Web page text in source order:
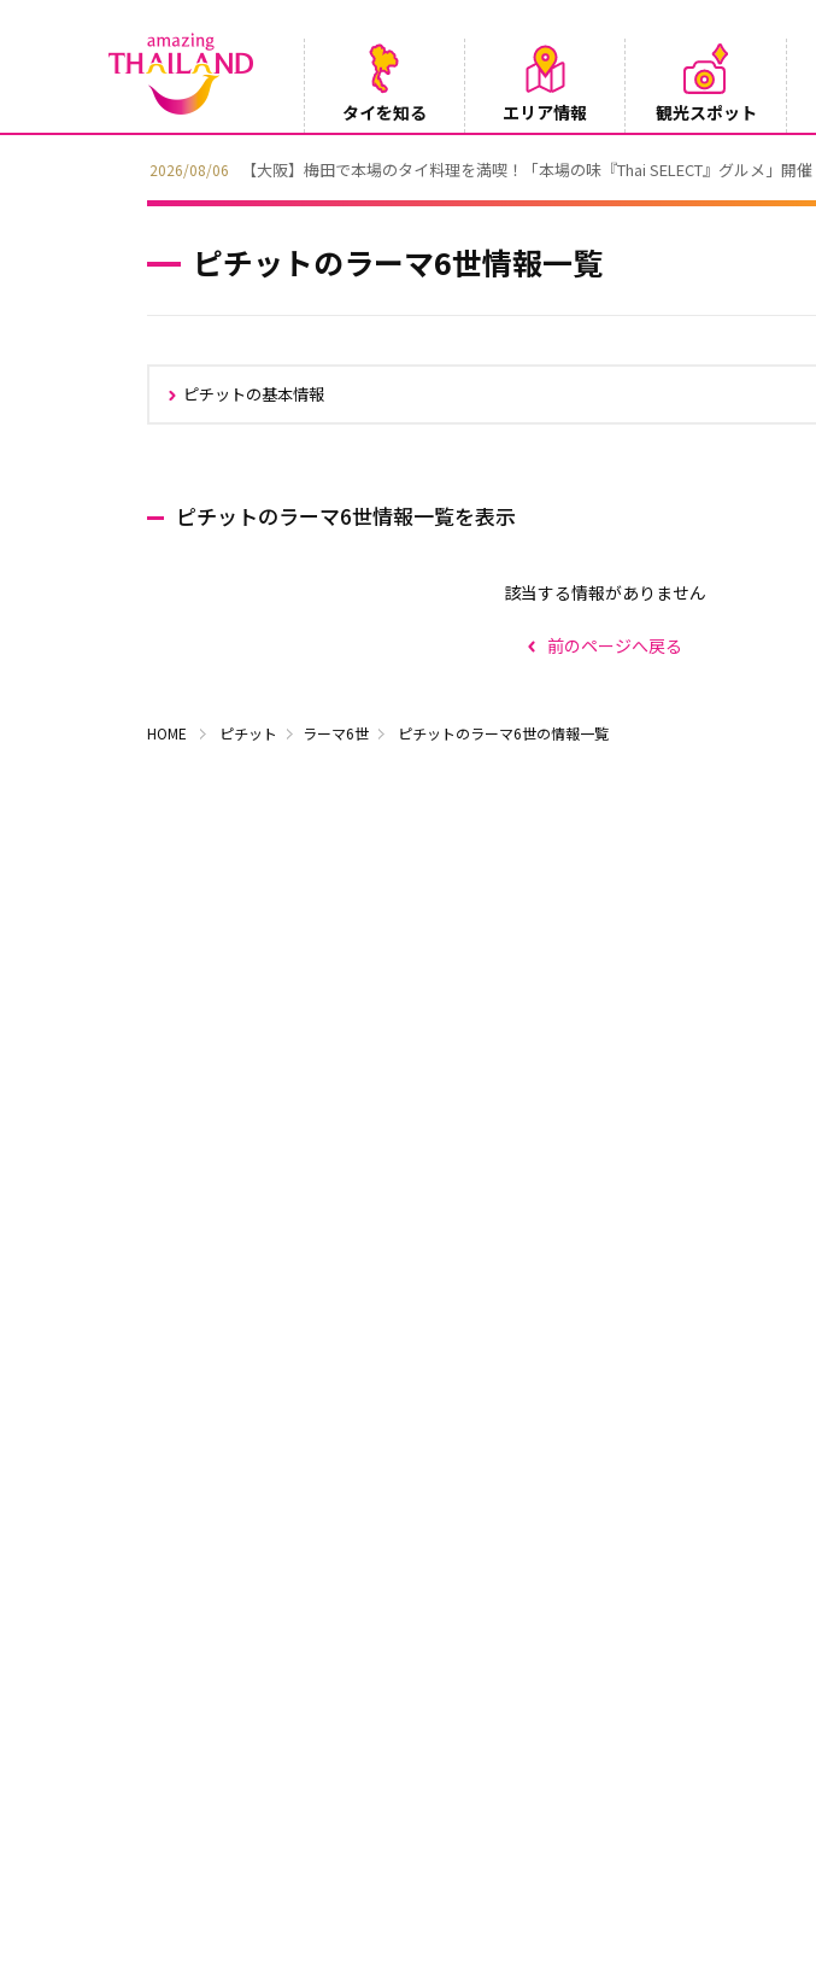
タイを知る エリア情報 観光スポット
2026/08/05 【テレビ】NHK『世界ふれあい街歩き』でタイ・プーケットが紹介されます
ピチットのラーマ6世情報一覧
ピチットの基本情報
ピチットのラーマ6世情報一覧を表示
該当する情報がありません
前のページへ戻る
HOME ピチット ラーマ6世 ピチットのラーマ6世の情報一覧